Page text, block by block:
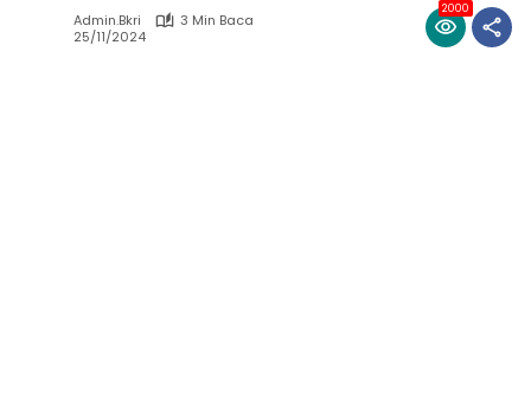
Admin.bkri
3 Min Baca
25/11/2024
2000